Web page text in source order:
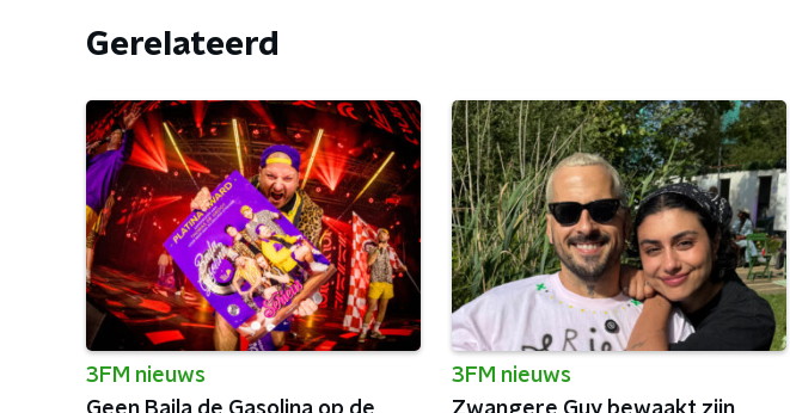
Gerelateerd
3FM nieuws
3FM nieuws